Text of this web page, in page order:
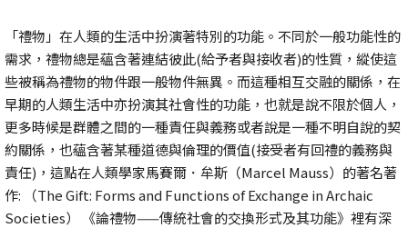
「禮物」在人類的生活中扮演著特別的功能。不同於一般功能性的
需求，禮物總是蘊含著連結彼此(給予者與接收者)的性質，縱使這
些被稱為禮物的物件跟一般物件無異。而這種相互交融的關係，在
早期的人類生活中亦扮演其社會性的功能，也就是說不限於個人，
更多時候是群體之間的一種責任與義務或者說是一種不明自說的契
約關係，也蘊含著某種道德與倫理的價值(接受者有回禮的義務與
責任)，這點在人類學家馬賽爾．牟斯（Marcel Mauss）的著名著
作: （The Gift: Forms and Functions of Exchange in Archaic
Societies） 《論禮物——傳統社會的交換形式及其功能》裡有深